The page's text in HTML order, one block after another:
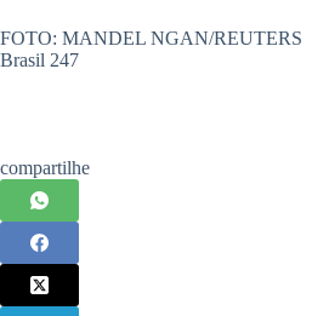
FOTO: MANDEL NGAN/REUTERS
Brasil 247
compartilhe